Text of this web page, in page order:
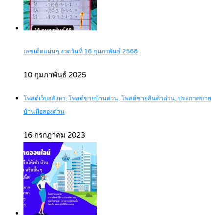
เลขเด็ดแม่นๆ งวดวันที่ 16 กุมภาพันธ์ 2568
10 กุมภาพันธ์ 2025
โพสต์เว็บอสังหา, โพสต์ขายบ้านด่วน, โพสต์ขายสินค้าด่วน, ประกาศขาย
บ้านมือสองด่วน
16 กรกฎาคม 2023